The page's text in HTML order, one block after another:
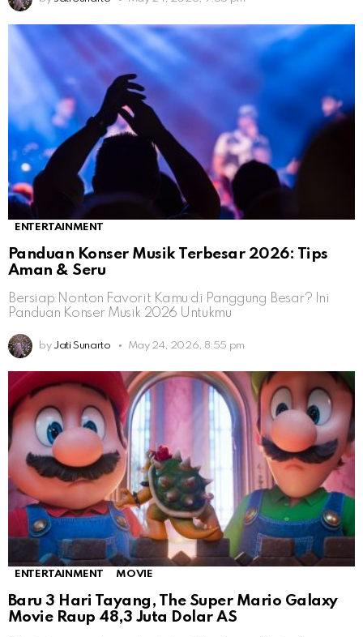
ENTERTAINMENT
Panduan Konser Musik Terbesar 2026: Tips
Aman & Seru
Bersiap Nonton Favorit Kamu di Panggung Besar? Ini
Panduan Konser Musik 2026 Untukmu
by Jati Sunarto May 24, 2026, 8:55 pm
ENTERTAINMENT MOVIE
Baru 3 Hari Tayang, The Super Mario Galaxy
Movie Raup 48,3 Juta Dolar AS